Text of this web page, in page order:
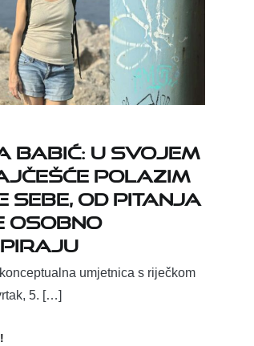
BABIĆ: U SVOJEM
POLAZIM
SEBE, OD PITANJA
OSOBNO
umjetnica s riječkom
5. […]